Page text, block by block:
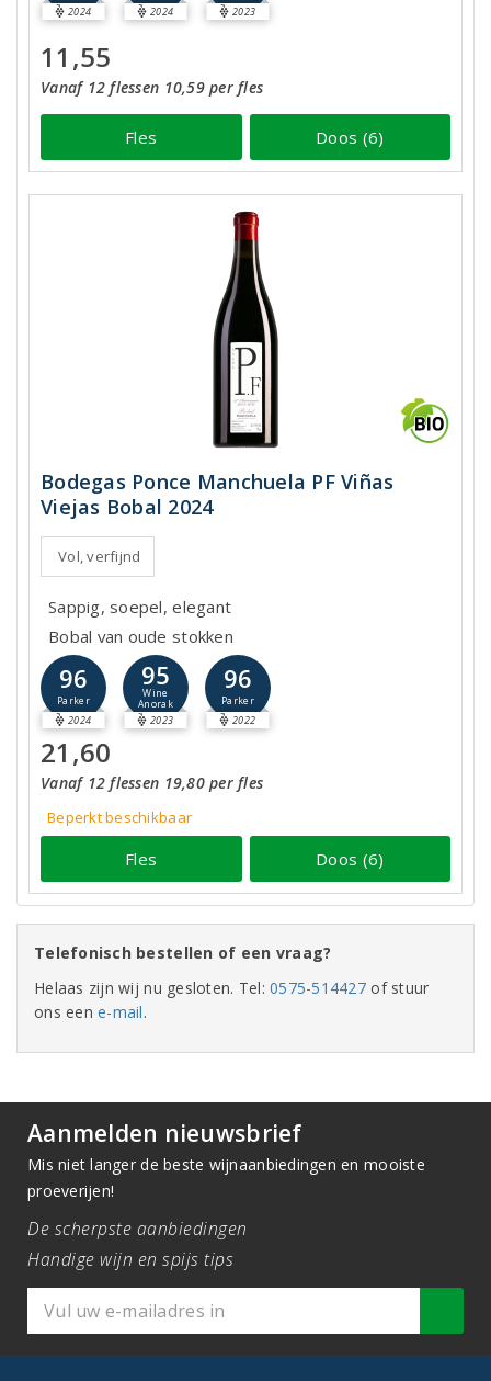
2024 2024 2023
11,55
Vanaf 12 flessen 10,59 per fles
Fles Doos (6)
Bodegas Ponce Manchuela PF Viñas
Viejas Bobal 2024
Vol, verfijnd
Sappig, soepel, elegant
Bobal van oude stokken
96
Parker
2024
95
Wine
Anorak
2023
96
Parker
2022
21,60
Vanaf 12 flessen 19,80 per fles
Beperkt beschikbaar
Fles Doos (6)
Telefonisch bestellen of een vraag?
Helaas zijn wij nu gesloten. Tel:0575-514427 of stuur
ons eene-mail.
Aanmelden nieuwsbrief
Mis niet langer de beste wijnaanbiedingen en mooiste
proeverijen!
De scherpste aanbiedingen
Handige wijn en spijs tips